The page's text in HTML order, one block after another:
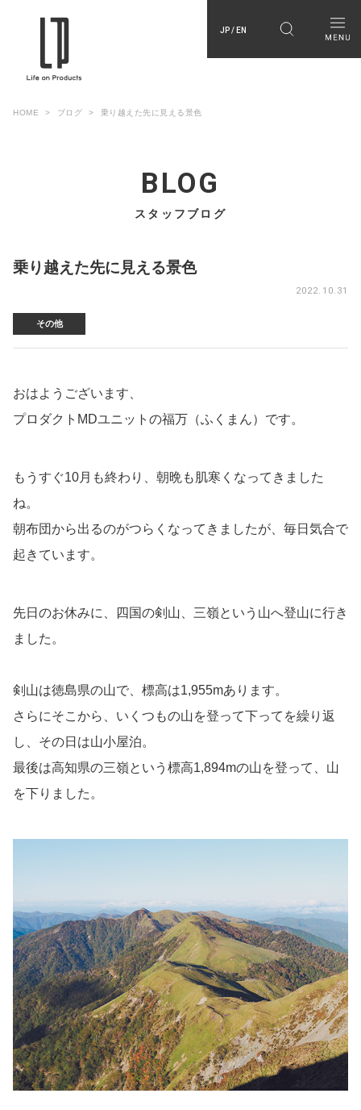
JP / EN
HOME ブログ 乗り越えた先に見える景色
BLOG
スタッフブログ
乗り越えた先に見える景色
2022.10.31
その他
おはようございます、
プロダクトMDユニットの福万（ふくまん）です。
もうすぐ10月も終わり、朝晩も肌寒くなってきました
ね。
朝布団から出るのがつらくなってきましたが、毎日気合で
起きています。
先日のお休みに、四国の剣山、三嶺という山へ登山に行き
ました。
剣山は徳島県の山で、標高は1,955mあります。
さらにそこから、いくつもの山を登って下ってを繰り返
し、その日は山小屋泊。
最後は高知県の三嶺という標高1,894mの山を登って、山
を下りました。